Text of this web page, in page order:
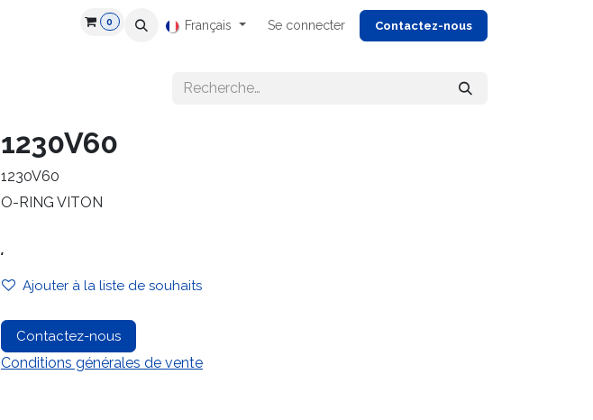
Recrutement Ressources
0 Français Se connecter Contactez-nous
1230V60
1230V60
O-RING VITON
.
Ajouter à la liste de souhaits
Contactez-nous
Conditions générales de vente